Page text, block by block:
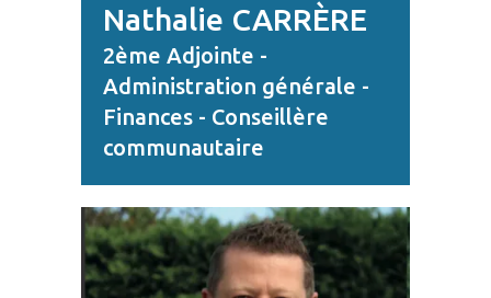
Nathalie CARRÈRE
2ème Adjointe -
Administration générale -
Finances - Conseillère
communautaire